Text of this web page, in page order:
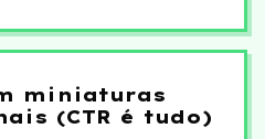
miniaturas
(CTR é tudo)